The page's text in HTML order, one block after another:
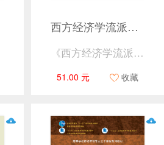
西方经济学流派评析（第二版）
《西方经济学流派评析》编写组
51.00 元 收藏